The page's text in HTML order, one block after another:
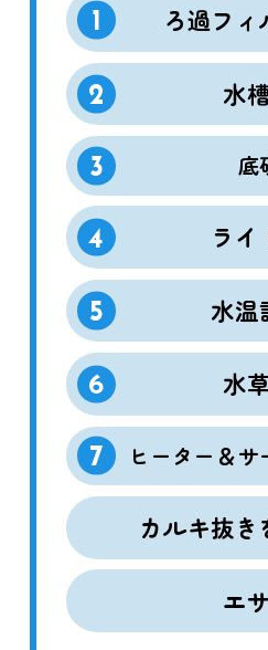
1 ろ過フィ
2 水
3 底
4 ライ
5 水温
6 水
7 ヒーター＆サ
カルキ抜き
エ